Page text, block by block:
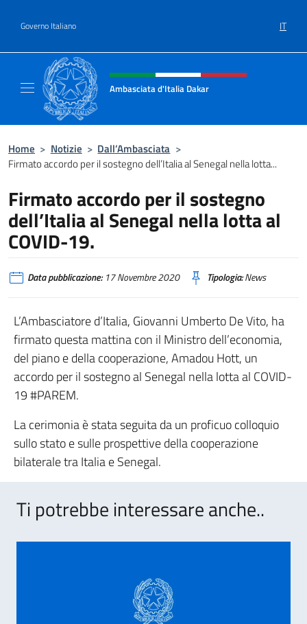
Governo Italiano IT
Intestazione sito, social e menù
Ambasciata d'Italia Dakar
Home > Notizie > Dall’Ambasciata >
Firmato accordo per il sostegno dell’Italia al Senegal nella lotta...
Firmato accordo per il sostegno
dell’Italia al Senegal nella lotta al
COVID-19.
Data pubblicazione:17 Novembre 2020 Tipologia:News
L’Ambasciatore d’Italia, Giovanni Umberto De Vito, ha
firmato questa mattina con il Ministro dell’economia,
del piano e della cooperazione, Amadou Hott, un
accordo per il sostegno al Senegal nella lotta al COVID-
19 #PAREM.
La cerimonia è stata seguita da un proficuo colloquio
sullo stato e sulle prospettive della cooperazione
bilaterale tra Italia e Senegal.
Ti potrebbe interessare anche..